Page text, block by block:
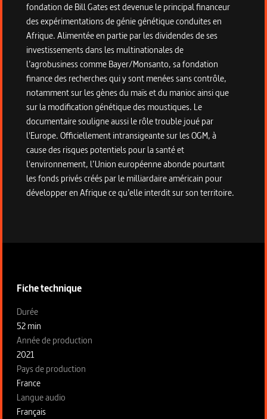
fondation de Bill Gates est devenue le principal financeur
des expérimentations de génie génétique conduites en
Afrique. Alimentée en partie par les dividendes de ses
investissements dans les multinationales de
l’agrobusiness comme Bayer/Monsanto, sa fondation
finance des recherches qui y sont menées sans contrôle,
notamment sur les gènes du maïs et du manioc ainsi que
sur la modification génétique des moustiques. Le
documentaire souligne aussi le rôle trouble joué par
l'Europe. Officiellement intransigeante sur les OGM, à
cause des risques potentiels pour la santé et
l'environnement, l’Union européenne abonde pourtant
les fonds privés créés par le milliardaire américain pour
développer en Afrique ce qu’elle interdit sur son territoire.
Fiche technique
Fiche technique section gauche
Durée
52 min
Année de production
2021
Pays de production
France
Langue audio
Français